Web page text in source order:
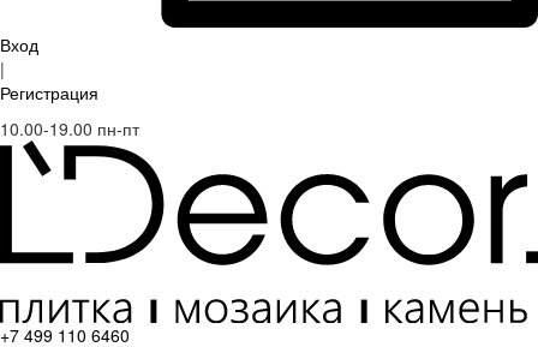
Вход
|
Регистрация
10.00-19.00 пн-пт
+7 499 110 6460